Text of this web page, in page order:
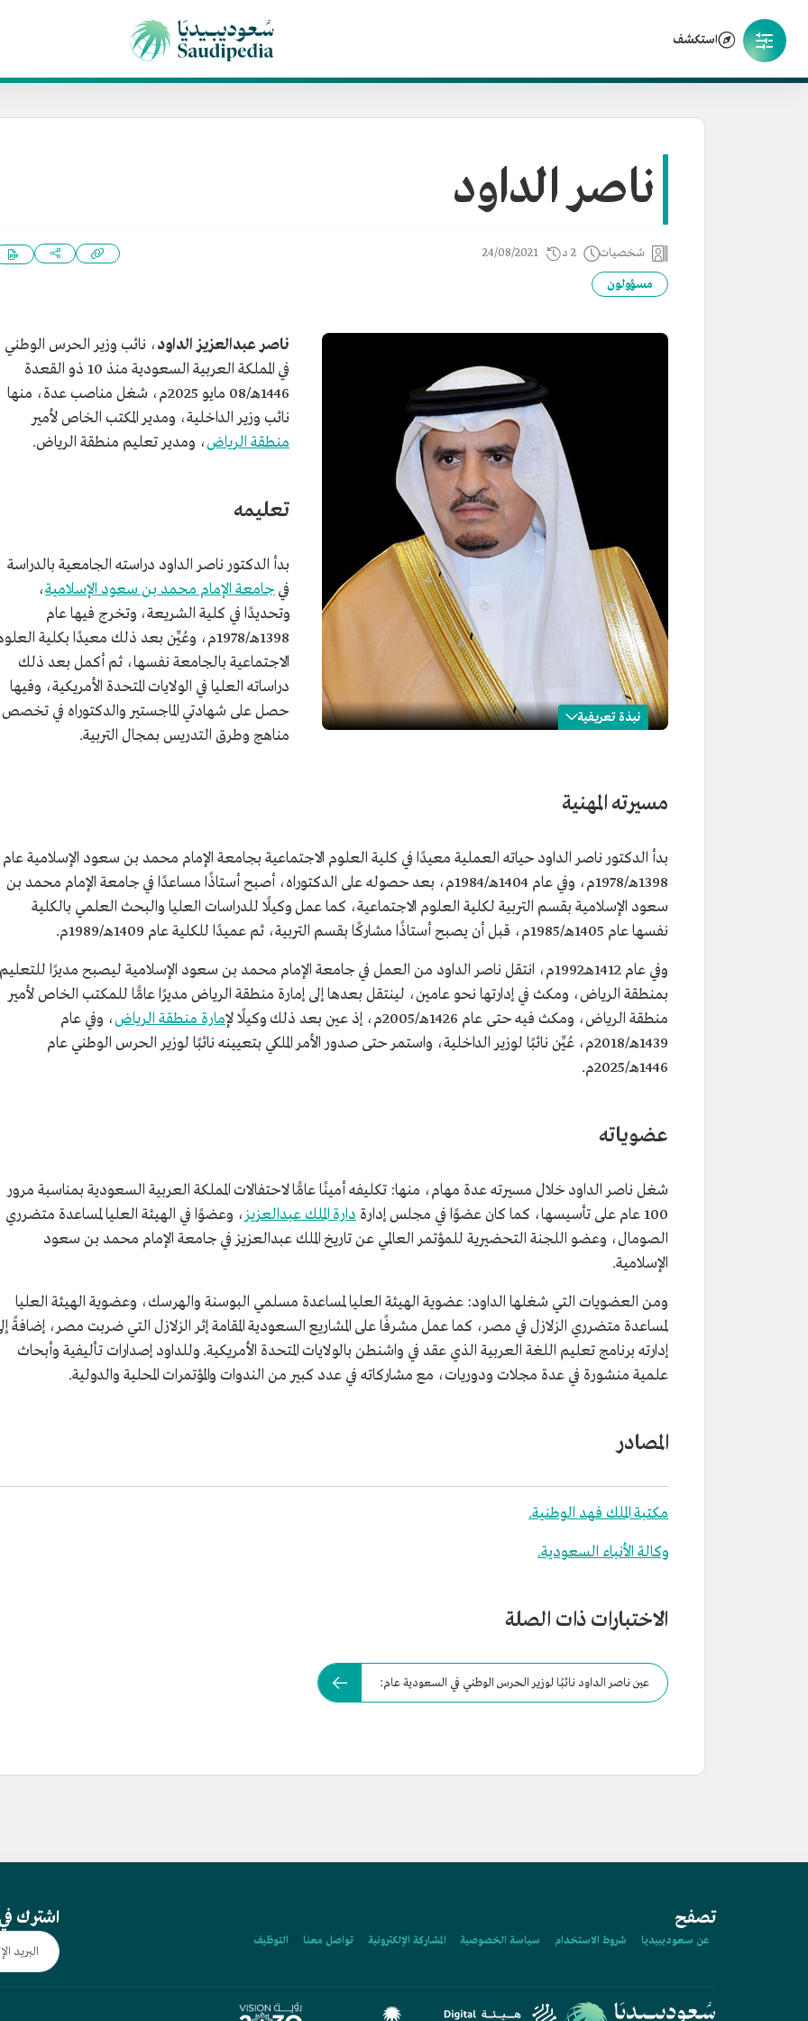
استكشف
ناصر الداود
شخصيات 2 د 24/08/2021
مسؤولون
نبذة تعريفية
الاسم
محمد بن سعود الإسلامية.
ماجستير ودكتوراه في تخصص مناهج وطرق
التدريس بمجال التربية من الولايات المتحدة
الأمريكية.
مناصب سابقة
مدير التعليم بمنطقة الرياض.
مدير عام المكتب الخاص لأمير منطقة الرياض.
وكيل إمارة منطقة الرياض.
ناصر عبدالعزيز الداود، نائب وزير الحرس الوطني
في المملكة العربية السعودية منذ 10 ذو القعدة
1446هـ/08 مايو 2025م، شغل مناصب عدة، منها
نائب وزير الداخلية، ومدير المكتب الخاص لأمير
منطقة الرياض، ومدير تعليم منطقة الرياض.
تعليمه
بدأ الدكتور ناصر الداود دراسته الجامعية بالدراسة
في جامعة الإمام محمد بن سعود الإسلامية،
وتحديدًا في كلية الشريعة، وتخرج فيها عام
1398هـ/1978م، وعُيِّن بعد ذلك معيدًا بكلية
الاجتماعية بالجامعة نفسها، ثم أكمل بعد ذلك
دراساته العليا في الولايات المتحدة الأمريكية، وفيها
حصل على شهادتي الماجستير والدكتوراه في تخصص
مناهج وطرق التدريس بمجال التربية.
مسيرته المهنية
بدأ الدكتور ناصر الداود حياته العملية معيدًا في كلية العلوم الاجتماعية بجامعة الإمام محمد بن سعود الإسلامية عام
1398هـ/1978م، وفي عام 1404هـ/1984م، بعد حصوله على الدكتوراه، أصبح أستاذًا مساعدًا في جامعة الإمام محمد بن
سعود الإسلامية بقسم التربية لكلية العلوم الاجتماعية، كما عمل وكيلًا للدراسات العليا والبحث العلمي بالكلية
نفسها عام 1405هـ/1985م، قبل أن يصبح أستاذًا مشاركًا بقسم التربية، ثم عميدًا للكلية عام 1409هـ/1989م.
وفي عام 1412هـ1992م، انتقل ناصر الداود من العمل في جامعة الإمام محمد بن سعود الإسلامية ليصبح مديرًا للتعليم
بمنطقة الرياض، ومكث في إدارتها نحو عامين، لينتقل بعدها إلى إمارة منطقة الرياض مديرًا عامًّا للمكتب الخاص لأمير
منطقة الرياض، ومكث فيه حتى عام 1426هـ/2005م، إذ عين بعد ذلك وكيلًا ل
إمارة منطقة الرياض، وفي عام
1439هـ/2018م، عُيِّن نائبًا لوزير الداخلية، واستمر حتى صدور الأمر الملكي بتعيينه نائبًا لوزير الحرس الوطني عام
1446هـ/2025م.
عضوياته
شغل ناصر الداود خلال مسيرته عدة مهام، منها: تكليفه أمينًا عامًّا لاحتفالات المملكة العربية السعودية بمناسبة مرور
100 عام على تأسيسها، كما كان عضوًا في مجلس إدارة
دارة الملك عبدالعزيز، وعضوًا في الهيئة العليا لمساعدة متضرري
الصومال، وعضو اللجنة التحضيرية للمؤتمر العالمي عن تاريخ الملك عبدالعزيز في جامعة الإمام محمد بن سعود
الإسلامية.
ومن العضويات التي شغلها الداود: عضوية الهيئة العليا لمساعدة مسلمي البوسنة والهرسك، وعضوية الهيئة العليا
لمساعدة متضرري الزلازل في مصر، كما عمل مشرفًا على المشاريع السعودية المقامة إثر الزلازل التي ضربت مصر، إضافةً
إدارته برنامج تعليم اللغة العربية الذي عقد في واشنطن بالولايات المتحدة الأمريكية. وللداود إصدارات تأليفية وأبحاث
علمية منشورة في عدة مجلات ودوريات، مع مشاركاته في عدد كبير من الندوات والمؤتمرات المحلية والدولية.
المصادر
مكتبة الملك فهد الوطنية.
وكالة الأنباء السعودية.
الاختبارات ذات الصلة
عين ناصر الداود نائبًا لوزير الحرس الوطني في السعودية عام:
تصفح
عن سعوديبيديا شروط الاستخدام سياسة الخصوصية المشاركة الإلكترونية تواصل معنا التوظيف
اشترك